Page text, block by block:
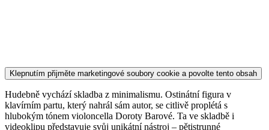
Klepnutím přijměte marketingové soubory cookie a povolte tento obsah
Hudebně vychází skladba z minimalismu. Ostinátní figura v
klavírním partu, který nahrál sám autor, se citlivě proplétá s
hlubokým tónem violoncella Doroty Barové. Ta ve skladbě i
videoklipu představuje svůj unikátní nástroj – pětistrunné